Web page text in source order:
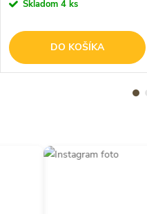
Skladom 4 ks
DO KOŠÍKA